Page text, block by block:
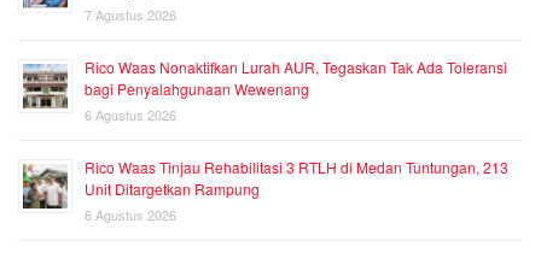
7 Agustus 2026
Rico Waas Nonaktifkan Lurah AUR, Tegaskan Tak Ada Toleransi
bagi Penyalahgunaan Wewenang
6 Agustus 2026
Rico Waas Tinjau Rehabilitasi 3 RTLH di Medan Tuntungan, 213
Unit Ditargetkan Rampung
6 Agustus 2026